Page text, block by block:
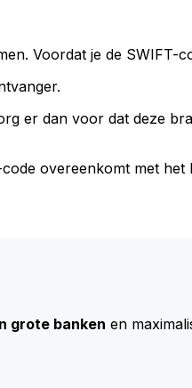
Voordat je de SWIFT-
er dan voor dat deze
overeenkomt met het
grote banken en